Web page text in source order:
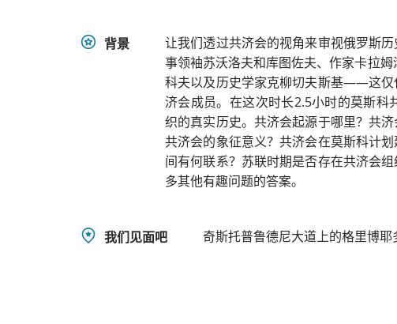
背景
让我们透过共济会的视角来审视俄罗斯
事领袖苏沃洛夫和库图佐夫、作家卡拉
科夫以及历史学家克柳切夫斯基——这仅
济会成员。在这次时长2.5小时的莫斯
织的真实历史。共济会起源于哪里？共
共济会的象征意义？共济会在莫斯科计
间有何联系？苏联时期是否存在共济会
多其他有趣问题的答案。
我们见面吧 奇斯托普鲁德尼大道上的格里博耶